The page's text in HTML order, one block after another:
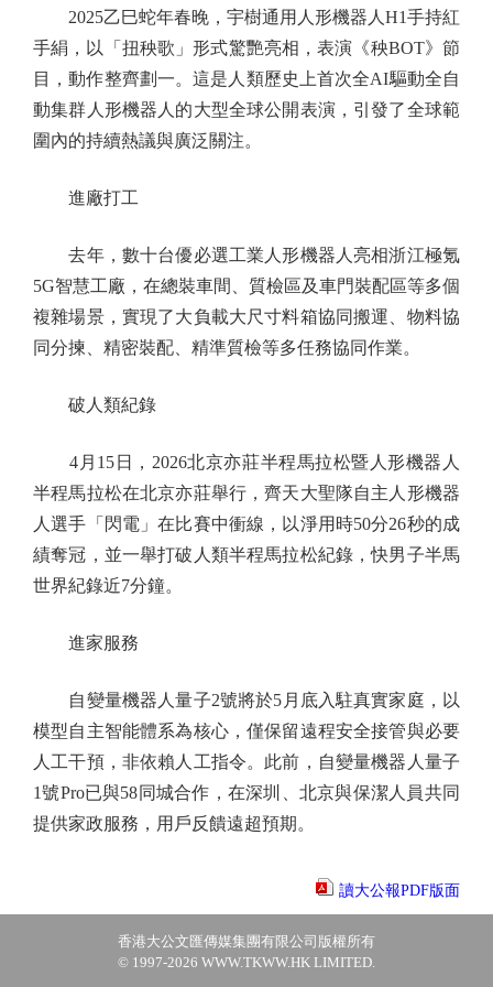
2025乙巳蛇年春晚，宇樹通用人形機器人H1手持紅
手絹，以「扭秧歌」形式驚艷亮相，表演《秧BOT》節
目，動作整齊劃一。這是人類歷史上首次全AI驅動全自
動集群人形機器人的大型全球公開表演，引發了全球範
圍內的持續熱議與廣泛關注。
進廠打工
去年，數十台優必選工業人形機器人亮相浙江極氪
5G智慧工廠，在總裝車間、質檢區及車門裝配區等多個
複雜場景，實現了大負載大尺寸料箱協同搬運、物料協
同分揀、精密裝配、精準質檢等多任務協同作業。
破人類紀錄
4月15日，2026北京亦莊半程馬拉松暨人形機器人
半程馬拉松在北京亦莊舉行，齊天大聖隊自主人形機器
人選手「閃電」在比賽中衝線，以淨用時50分26秒的成
績奪冠，並一舉打破人類半程馬拉松紀錄，快男子半馬
世界紀錄近7分鐘。
進家服務
自變量機器人量子2號將於5月底入駐真實家庭，以
模型自主智能體系為核心，僅保留遠程安全接管與必要
人工干預，非依賴人工指令。此前，自變量機器人量子
1號Pro已與58同城合作，在深圳、北京與保潔人員共同
提供家政服務，用戶反饋遠超預期。
讀大公報PDF版面
香港大公文匯傳媒集團有限公司版權所有
© 1997-2026 WWW.TKWW.HK LIMITED.